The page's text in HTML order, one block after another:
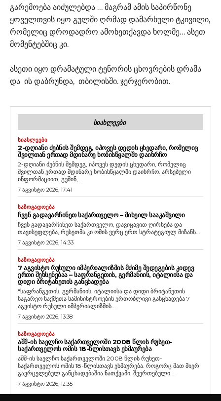
გარემოება აიძულებდა … მაგრამ ამის საპირწონე
ყოველთვის იყო გულში ღრმად დამარხული ტკივილი,
რომელიც დროდადრო ამოხეთქავდა ხოლმე… ასეთ
მომენტებშიც კი.
ასეთი იყო დრამატული ტენორის ცხოვრების დრამა
და ის დაბრუნდა, თბილისში. ჯერჯერობით.
ᲡᲘᲐᲮᲚᲔᲔᲑᲘ
ᲡᲘᲐᲮᲚᲔᲔᲑᲘ
2-ᲓᲦᲘᲐᲜᲘ ᲫᲔᲑᲜᲘᲡ ᲨᲔᲛᲓᲔᲒ, ᲘᲞᲝᲕᲔᲡ ᲓᲔᲓᲘᲡ ᲪᲮᲔᲓᲐᲠᲘ, ᲠᲝᲛᲔᲚᲘᲪ
ᲨᲕᲘᲚᲗᲐᲜ ᲔᲠᲗᲐᲓ ᲛᲓᲘᲜᲐᲠᲔ ᲮᲝᲑᲘᲡᲬᲧᲐᲚᲨᲘ ᲓᲐᲘᲮᲠᲩᲝ
2-დღიანი ძებნის შემდეგ, იპოვეს დედის ცხედარი, რომელიც
შვილთან ერთად მდინარე ხობისწყალში დაიხრჩო. არსებული
ინფორმაციით, გუშინ,...
7 აგვისტო 2026, 17:41
ᲡᲐᲖᲝᲒᲐᲓᲝᲔᲑᲐ
ᲩᲕᲔᲜ ᲒᲐᲓᲐᲕᲐᲠᲩᲘᲜᲔᲗ ᲡᲐᲥᲐᲠᲗᲕᲔᲚᲝ – ᲛᲘᲮᲔᲘᲚ ᲡᲐᲐᲙᲐᲨᲕᲘᲚᲘ
ჩვენ გადავარჩინეთ საქართველო, დავიცავით ღირსება და
თავისუფლება, რუსეთმა კი ომის ვერც ერთ სტრატეგიულ მიზანს...
7 აგვისტო 2026, 14:33
ᲡᲐᲖᲝᲒᲐᲓᲝᲔᲑᲐ
7 ᲐᲒᲕᲘᲡᲢᲝ ᲠᲣᲡᲣᲚᲘ ᲘᲛᲞᲔᲠᲘᲐᲚᲘᲖᲛᲘᲡ ᲛᲫᲘᲛᲔ ᲨᲔᲓᲔᲒᲔᲑᲘᲡ ᲙᲘᲓᲔᲕ
ᲔᲠᲗᲘ ᲨᲔᲮᲡᲔᲜᲔᲑᲐᲐ – ᲡᲐᲤᲠᲐᲜᲒᲔᲗᲘᲡ, ᲒᲔᲠᲛᲐᲜᲘᲘᲡ, ᲘᲢᲐᲚᲘᲘᲡᲐ ᲓᲐ
ᲓᲘᲓᲘ ᲑᲠᲘᲢᲐᲜᲔᲗᲘᲡ ᲒᲐᲜᲪᲮᲐᲓᲔᲑᲐ
“საფრანგეთის, გერმანიის, იტალიისა და დიდი ბრიტანეთის
საგარეო საქმეთა სამინისტროების ერთობლივი განცხადება 7
აგვისტო რუსული იმპერიალიზმის...
7 აგვისტო 2026, 13:38
ᲡᲐᲖᲝᲒᲐᲓᲝᲔᲑᲐ
ᲐᲨᲨ-ᲘᲡ ᲡᲐᲔᲚᲩᲝ ᲡᲐᲥᲐᲠᲗᲕᲔᲚᲝᲨᲘ 2008 ᲬᲚᲘᲡ ᲠᲣᲡᲔᲗ-
ᲡᲐᲥᲐᲠᲗᲕᲔᲚᲝᲡ ᲝᲛᲘᲡ 18-ᲬᲚᲘᲡᲗᲐᲕᲡ ᲔᲮᲛᲐᲣᲠᲔᲑᲐ
აშშ-ის საელჩო საქართველოში 2008 წლის რუსეთ-
საქართველოს ომის 18-წლისთავს ეხმაურება. როგორც მათ მიერ
გავრცელებულ განცხადებაშია ნათქვამი, შეერთებული...
7 აგვისტო 2026, 12:35